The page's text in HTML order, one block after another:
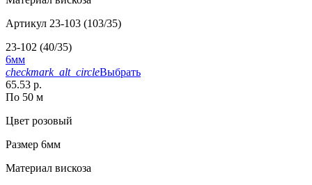
Артикул 23-103 (103/35)
23-102 (40/35)
6мм
checkmark_alt_circleВыбрать
65.53 р.
По 50 м
Цвет розовый
Размер 6мм
Материал вискоза